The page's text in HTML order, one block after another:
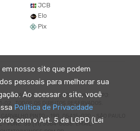
nosso site que podem
pessoais para melhorar sua
Ao acessar o site, você
Política de Privacidade
com o Art. 5 da LGPD (Lei
JCB
Elo
Pix
VEGANO E SUSTENTÁVEL. CNPJ:
. TODOS OS DIREITOS RESERVADOS.
CARVALHO PINTO - 190, 05415-020 - SÃO PAULO
- FONE: 55 (11) 3064-8056. EMAIL: